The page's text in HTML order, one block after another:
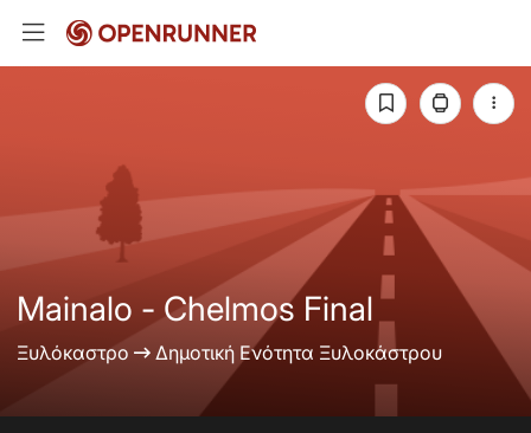
Mainalo - Chelmos Final
Ξυλόκαστρο Δημοτική Ενότητα Ξυλοκάστρου